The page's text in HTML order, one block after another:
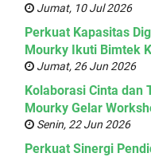
Jumat, 10 Jul 2026
Perkuat Kapasitas
Mourky Ikuti Bimtek
Jumat, 26 Jun 2026
Kolaborasi Cinta dan
Mourky Gelar
Senin, 22 Jun 2026
Perkuat Sinergi